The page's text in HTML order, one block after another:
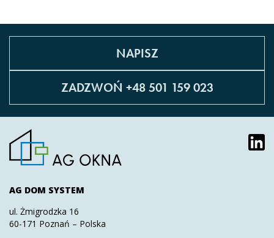
NAPISZ
ZADZWOŃ +48 501 159 023
AG DOM SYSTEM
ul. Żmigrodzka 16
60-171 Poznań – Polska